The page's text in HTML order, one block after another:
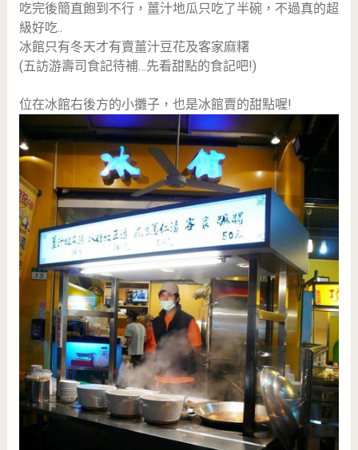
吃完後簡直飽到不行，薑汁地瓜只吃了半碗，不過真的超
級好吃..
冰館只有冬天才有賣薑汁豆花及客家麻糬
(五訪游壽司食記待補…先看甜點的食記吧!)
位在冰館右後方的小攤子，也是冰館賣的甜點喔!